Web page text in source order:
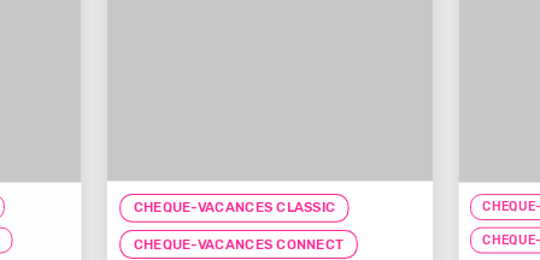
CHEQUE-VACANCES CLASSIC
CHEQUE-VACANCES CONNECT